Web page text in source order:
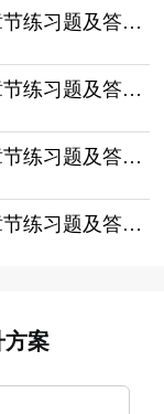
2020年福建自考毛泽东思想概论章节练习题及答案（6）
2020年福建自考毛泽东思想概论章节练习题及答案（5）
2020年福建自考毛泽东思想概论章节练习题及答案（3）
2020年福建自考毛泽东思想概论章节练习题及答案（4）
方案